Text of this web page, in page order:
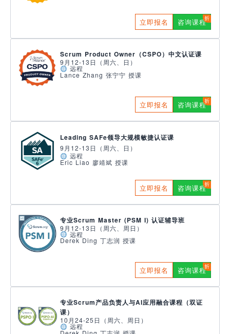
立即报名 咨询课程
Scrum Product Owner（CSPO）中文认证课
9月12-13日（周六、日）
远程
Lance Zhang 张宁宁 授课
立即报名 咨询课程
Leading SAFe领导大规模敏捷认证课
9月12-13日（周六、日）
远程
Eric Liao 廖靖斌 授课
立即报名 咨询课程
专业Scrum Master (PSM I) 认证辅导班
9月12-13日（周六、周日）
远程
Derek Ding 丁志润 授课
立即报名 咨询课程
专业Scrum产品负责人与AI应用融合课程（双证
课）
10月24-25日（周六、周日）
远程